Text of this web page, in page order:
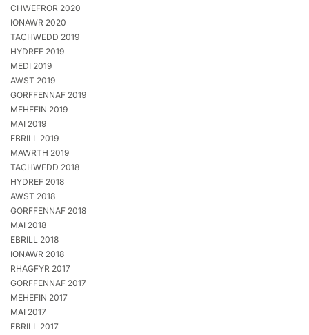
CHWEFROR 2020
IONAWR 2020
TACHWEDD 2019
HYDREF 2019
MEDI 2019
AWST 2019
GORFFENNAF 2019
MEHEFIN 2019
MAI 2019
EBRILL 2019
MAWRTH 2019
TACHWEDD 2018
HYDREF 2018
AWST 2018
GORFFENNAF 2018
MAI 2018
EBRILL 2018
IONAWR 2018
RHAGFYR 2017
GORFFENNAF 2017
MEHEFIN 2017
MAI 2017
EBRILL 2017